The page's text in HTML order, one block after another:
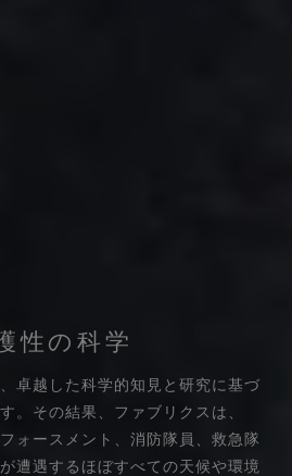
性の科学
卓越した科学的知見と研究に基づ
。その結果、ファブリクスは、
ォースメント、消防隊員、救急隊
遭遇するほぼすべての天候や環境